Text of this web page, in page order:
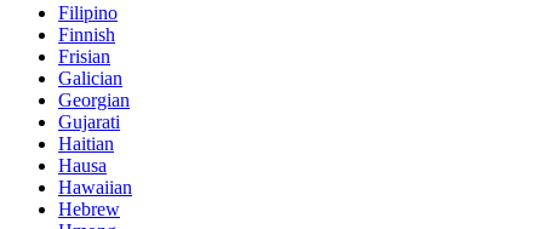
Filipino
Finnish
Frisian
Galician
Georgian
Gujarati
Haitian
Hausa
Hawaiian
Hebrew